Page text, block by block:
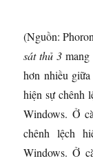
(Nguồn:
sát thủ 3
hơn nhiều
hiện sự chênh
Windows. Ở
chênh lệch
Windows. Ở